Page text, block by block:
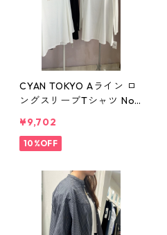
CYAN TOKYO Aライン ロ
ングスリーブTシャツ No.
ク フリーサイズ シアン
¥9,702
10%OFF